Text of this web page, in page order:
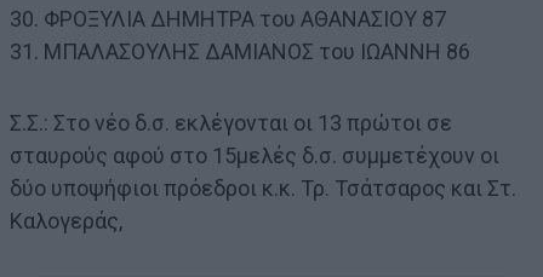
30. ΦΡΟΞΥΛΙΑ ΔΗΜΗΤΡΑ του ΑΘΑΝΑΣΙΟΥ 87
31. ΜΠΑΛΑΣΟΥΛΗΣ ΔΑΜΙΑΝΟΣ του ΙΩΑΝΝΗ 86
Σ.Σ.: Στο νέο δ.σ. εκλέγονται οι 13 πρώτοι σε
σταυρούς αφού στο 15μελές δ.σ. συμμετέχουν οι
δύο υποψήφιοι πρόεδροι κ.κ. Τρ. Τσάτσαρος και Στ.
Καλογεράς,